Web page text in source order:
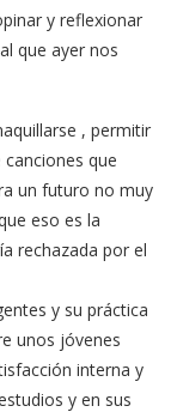
y reflexionar
que ayer nos
, permitir
que
un futuro no muy
eso es la
rechazada por el
y su práctica
unos jóvenes
interna y
y en sus